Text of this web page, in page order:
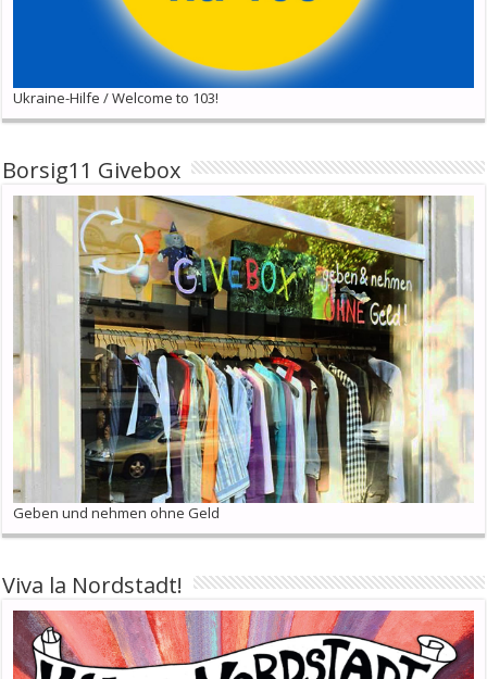
Ukraine-Hilfe / Welcome to 103!
Borsig11 Givebox
Geben und nehmen ohne Geld
Viva la Nordstadt!